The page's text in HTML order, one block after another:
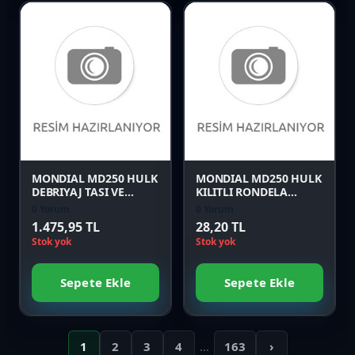
Favori
Karşılaştır
MONDIAL MD250 HULK
DEBRIYAJ TASI VE
1.475,95 TL
Stok yok
Sepete Ekle
Favori
Karşılaştır
MONDIAL MD250 HULK
KILITLI RONDELA
28,20 TL
Stok yok
Sepete Ekle
1 2 3 4 … 163 ›